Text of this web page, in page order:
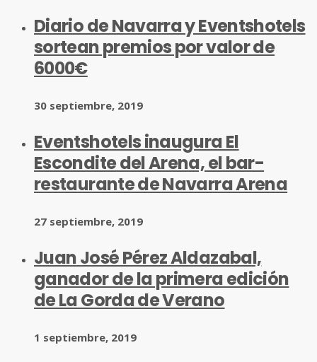
Diario de Navarra y Eventshotels
sortean premios por valor de
6000€
30 septiembre, 2019
Eventshotels inaugura El
Escondite del Arena, el bar-
restaurante de Navarra Arena
27 septiembre, 2019
Juan José Pérez Aldazabal,
ganador de la primera edición
de La Gorda de Verano
1 septiembre, 2019